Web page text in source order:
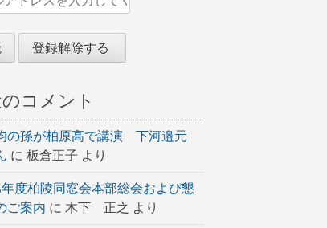
コメント
の孫が柏原高で講演 下河邉元
に 板倉正子 より
度柏陵同窓会本部総会および懇
ご案内 に 木下 正之 より